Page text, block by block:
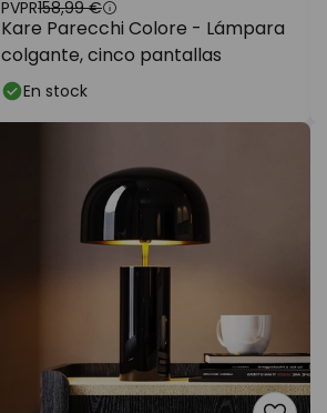
Kare Parecchi Colore - Lámpara
colgante, cinco pantallas
PVPR158,99 €
En stock